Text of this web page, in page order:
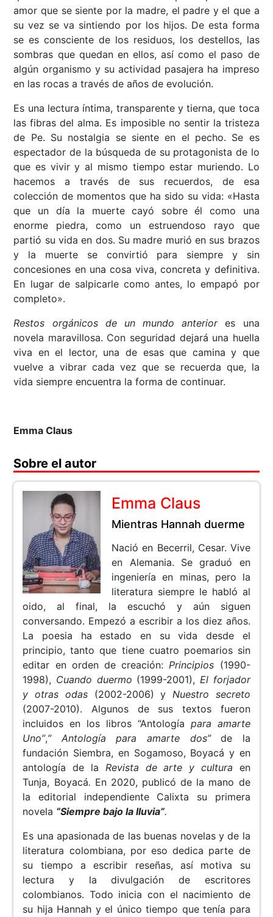
amor que se siente por la madre, el padre y el que a
su vez se va sintiendo por los hijos. De esta forma
se es consciente de los residuos, los destellos, las
sombras que quedan en ellos, así como el paso de
algún organismo y su actividad pasajera ha impreso
en las rocas a través de años de evolución.
Es una lectura íntima, transparente y tierna, que toca
las fibras del alma. Es imposible no sentir la tristeza
de Pe. Su nostalgia se siente en el pecho. Se es
espectador de la búsqueda de su protagonista de lo
que es vivir y al mismo tiempo estar muriendo. Lo
hacemos a través de sus recuerdos, de esa
colección de momentos que ha sido su vida: «Hasta
que un día la muerte cayó sobre él como una
enorme piedra, como un estruendoso rayo que
partió su vida en dos. Su madre murió en sus brazos
y la muerte se convirtió para siempre y sin
concesiones en una cosa viva, concreta y definitiva.
En lugar de salpicarle como antes, lo empapó por
completo».
Restos orgánicos de un mundo anteriores una
novela maravillosa. Con seguridad dejará una huella
viva en el lector, una de esas que camina y que
vuelve a vibrar cada vez que se recuerda que, la
vida siempre encuentra la forma de continuar.
Emma Claus
Sobre el autor
Emma Claus
Mientras Hannah duerme
Nació en Becerril, Cesar. Vive
en Alemania. Se graduó en
ingeniería en minas, pero la
literatura siempre le habló al
oido, al final, la escuchó y aún siguen
conversando. Empezó a escribir a los diez años.
La poesia ha estado en su vida desde el
principio, tanto que tiene cuatro poemarios sin
editar en orden de creación:Principios (1990-
1998), Cuando duermo (1999-2001), El forjador
y otras odas(2002-2006) y Nuestro secreto
(2007-2010). Algunos de sus textos fueron
incluidos en los libros “Antología para amarte
Uno”,” Antología para amarte dos”de la
fundación Siembra, en Sogamoso, Boyacá y en
antología de la Revista de arte y cultura en
Tunja, Boyacá. En 2020, publicó de la mano de
la editorial independiente Calixta su primera
novela “Siempre bajo la lluvia”.
Es una apasionada de las buenas novelas y de la
literatura colombiana, por eso dedica parte de
su tiempo a escribir reseñas, así motiva su
lectura y la divulgación de escritores
colombianos. Todo inicia con el nacimiento de
su hija Hannah y el único tiempo que tenía para